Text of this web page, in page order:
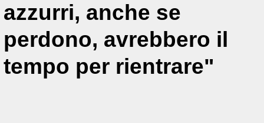
azzurri, anche se
perdono, avrebbero il
tempo per rientrare"